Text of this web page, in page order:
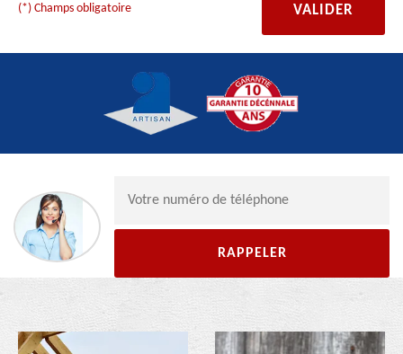
(*) Champs obligatoire